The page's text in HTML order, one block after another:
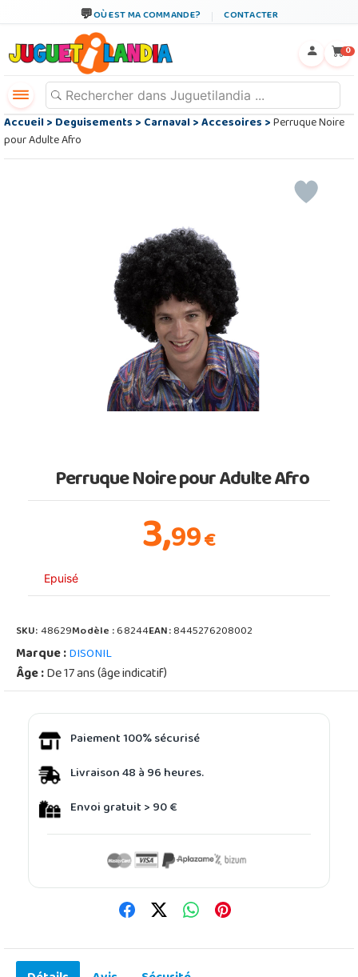
OÙ EST MA COMMANDE? CONTACTER
0
Accueil>Deguisements>Carnaval>Accesoires>Perruque Noire
pour Adulte Afro
Perruque Noire pour Adulte Afro
3,99€
Epuisé
SKU:48629Modèle :68244EAN:8445276208002
Marque :DISONIL
Âge :De 17 ans (âge indicatif)
Paiement 100% sécurisé
Livraison 48 à 96 heures.
Envoi gratuit > 90 €